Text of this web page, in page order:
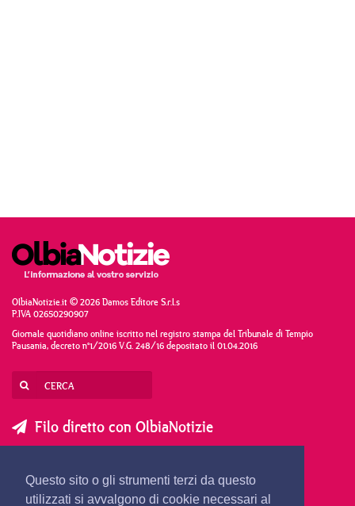
Questo sito o gli strumenti terzi da questo
utilizzati si avvalgono di cookie necessari al
OlbiaNotizie.it © 2026 Damos Editore S.r.l.s
P.IVA 02650290907
Giornale quotidiano online iscritto nel registro stampa del Tribunale di Tempio
Pausania, decreto n°1/2016 V.G. 248/16 depositato il 01.04.2016
Filo diretto con OlbiaNotizie
SEGNALA UNA NOTIZIA
SEGNALA UN EVENTO